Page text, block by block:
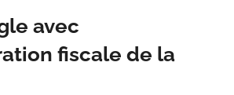
avec
fiscale de la